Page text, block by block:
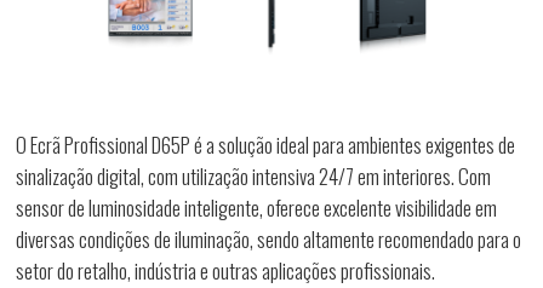
O Ecrã Profissional D65P é a solução ideal para ambientes exigentes de
sinalização digital, com utilização intensiva 24/7 em interiores. Com
sensor de luminosidade inteligente, oferece excelente visibilidade em
diversas condições de iluminação, sendo altamente recomendado para o
setor do retalho, indústria e outras aplicações profissionais.